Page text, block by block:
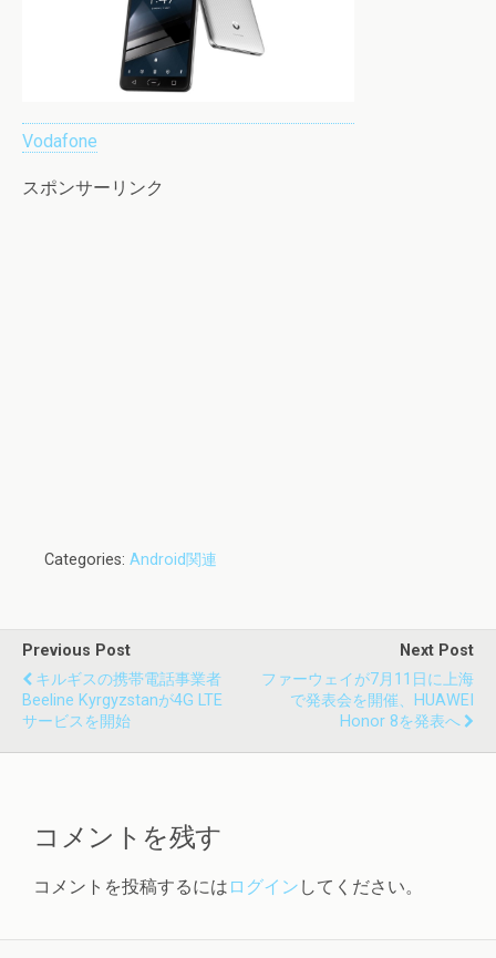
Vodafone
スポンサーリンク
Categories: Android関連
Previous Post
キルギスの携帯電話事業者
Beeline Kyrgyzstanが4G LTE
サービスを開始
Next Post
ファーウェイが7月11日に上海
で発表会を開催、HUAWEI
Honor 8を発表へ
コメントを残す
コメントを投稿するには ログイン してください。